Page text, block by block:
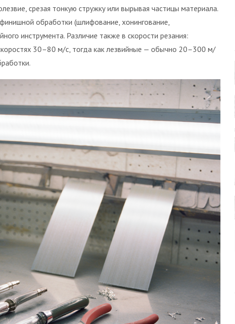
срезая тонкую стружку или вырывая частицы материала.
обработки (шлифование, хонингование,
инструмента. Различие также в скорости резания:
30–80 м/с, тогда как лезвийные — обычно 20–300 м/